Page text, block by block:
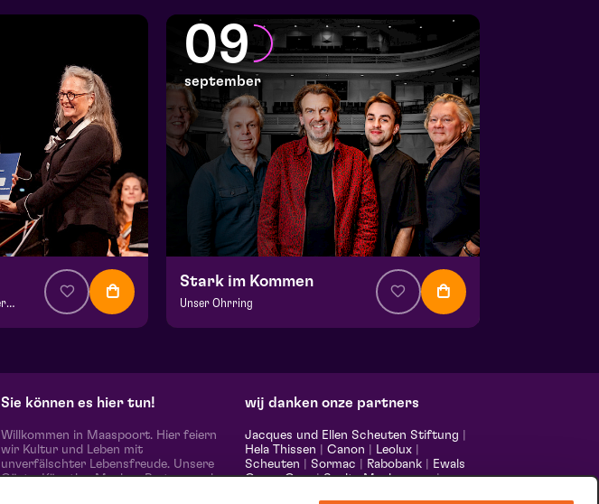
Viva Classic Gesangswettbewerb 2026
09
september
Stark im Kommen
Unser Ohrring
wo 9 september 2026 | 20:15
Sie können es hier tun!
Willkommen in Maaspoort. Hier feiern
wir Kultur und Leben mit
unverfälschter Lebensfreude. Unsere
Gäste, Künstler, Macher, Partner und
wij danken onze partners
Jacques und Ellen Scheuten Stiftung
Hela Thissen
Canon Leolux
Scheuten
Sormac Rabobank
Ewals
Cargo Care|Scelta Mushrooms|